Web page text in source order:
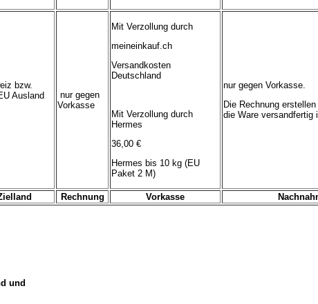
Rechnung Vorkasse
bzw.
Ausland
nur gegen
Vorkasse
Mit Verzollung durch
meineinkauf.ch
Versandkosten
Deutschland
Mit Verzollung durch
Hermes
36,00 €
Hermes bis 10 kg (EU
Paket 2 M)
nur gegen Vorkasse.
Die Rechnung
die Ware versandfertig
und